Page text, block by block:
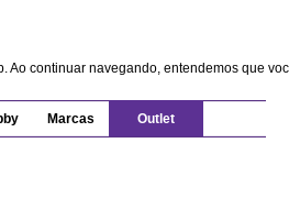
continuar navegando, entendemos que
Marcas Outlet